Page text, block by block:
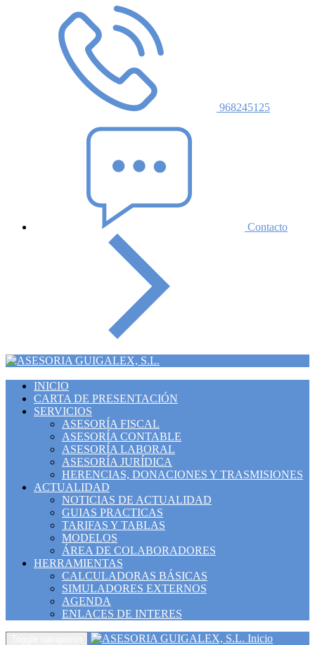
968245125
Contacto
INICIO
CARTA DE PRESENTACIÓN
SERVICIOS
ASESORÍA FISCAL
ASESORÍA CONTABLE
ASESORÍA LABORAL
ASESORÍA JURÍDICA
HERENCIAS, DONACIONES Y TRASMISIONES
ACTUALIDAD
NOTICIAS DE ACTUALIDAD
GUIAS PRACTICAS
TARIFAS Y TABLAS
MODELOS
ÁREA DE COLABORADORES
HERRAMIENTAS
CALCULADORAS BÁSICAS
SIMULADORES EXTERNOS
AGENDA
ENLACES DE INTERES
Inicio